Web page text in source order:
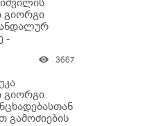
გიორგი
-
მოკლული
ბარამიძე
3667
გიორგი
გამოძიების